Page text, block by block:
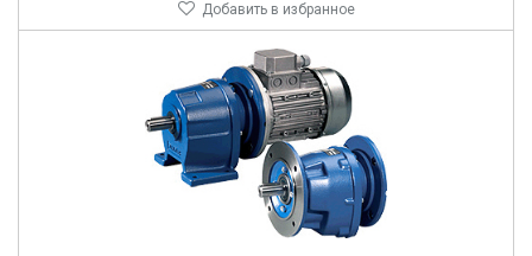
Добавить в избранное